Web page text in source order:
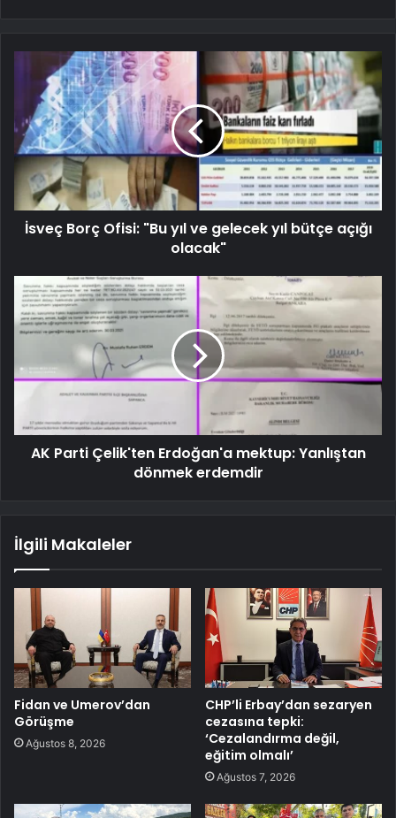
İsveç Borç Ofisi: "Bu yıl ve gelecek yıl bütçe açığı
olacak"
AK Parti Çelik'ten Erdoğan'a mektup: Yanlıştan
dönmek erdemdir
İlgili Makaleler
Fidan ve Umerov’dan
Görüşme
Ağustos 8, 2026
CHP’li Erbay’dan sezaryen
cezasına tepki:
‘Cezalandırma değil,
eğitim olmalı’
Ağustos 7, 2026